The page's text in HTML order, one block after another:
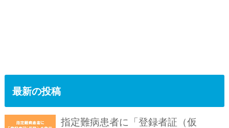
最新の投稿
指定難病患者に「登録者証（仮